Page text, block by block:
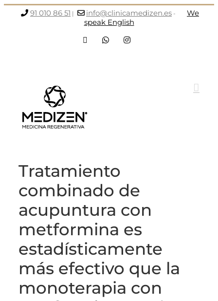
91 010 86 51 | info@clinicamedizen.es -
We
speak English
FacebookWhatsAppInstagram
Tratamiento
combinado de
acupuntura con
metformina es
estadísticamente
más efectivo que la
monoterapia con